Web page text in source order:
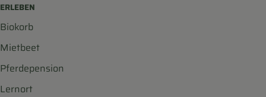
ERLEBEN
Biokorb
Mietbeet
Pferdepension
Lernort